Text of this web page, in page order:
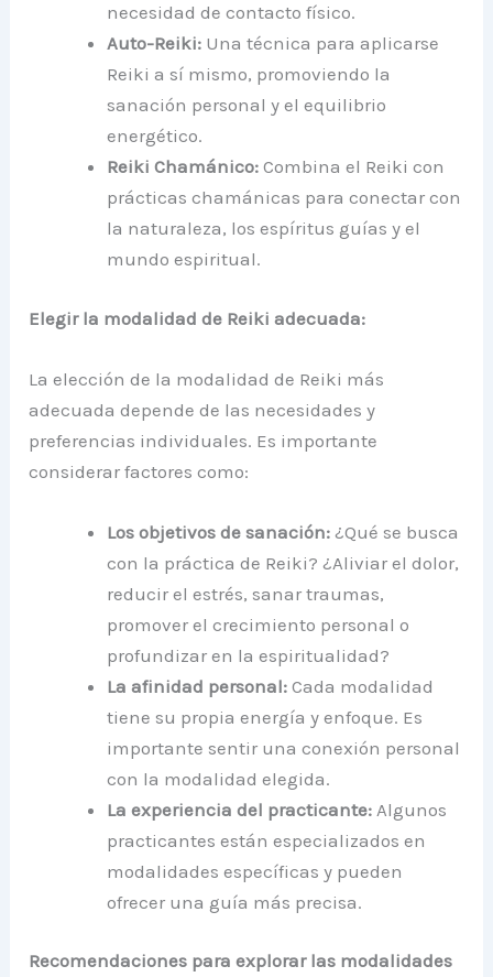
necesidad de contacto físico.
Auto-Reiki: Una técnica para aplicarse
Reiki a sí mismo, promoviendo la
sanación personal y el equilibrio
energético.
Reiki Chamánico: Combina el Reiki con
prácticas chamánicas para conectar con
la naturaleza, los espíritus guías y el
mundo espiritual.
Elegir la modalidad de Reiki adecuada:
La elección de la modalidad de Reiki más
adecuada depende de las necesidades y
preferencias individuales. Es importante
considerar factores como:
Los objetivos de sanación: ¿Qué se busca
con la práctica de Reiki? ¿Aliviar el dolor,
reducir el estrés, sanar traumas,
promover el crecimiento personal o
profundizar en la espiritualidad?
La afinidad personal: Cada modalidad
tiene su propia energía y enfoque. Es
importante sentir una conexión personal
con la modalidad elegida.
La experiencia del practicante: Algunos
practicantes están especializados en
modalidades específicas y pueden
ofrecer una guía más precisa.
Recomendaciones para explorar las modalidades